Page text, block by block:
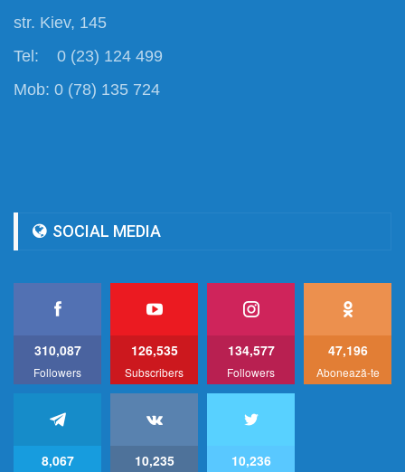
str. Kiev, 145
Tel: 0 (23) 124 499
Mob: 0 (78) 135 724
SOCIAL MEDIA
310,087
Followers
126,535
Subscribers
134,577
Followers
47,196
Abonează-te
8,067 10,235 10,236